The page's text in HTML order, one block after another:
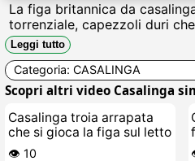
La figa britannica da
torrenziale, capezzoli duri
bagnata, si struscia coi succhi
implora cazzi grossi per
troia fradicia e vogliosa di
Leggi tutto
Categoria: CASALINGA
Scopri altri video Casalinga
Casalinga troia arrapata
che si gioca la figa sul letto
👁️ 10